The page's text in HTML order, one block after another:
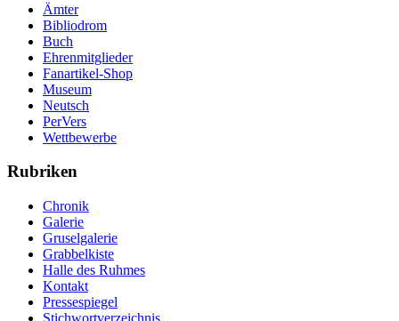
Ämter
Bibliodrom
Buch
Ehrenmitglieder
Fanartikel-Shop
Museum
Neutsch
PerVers
Wettbewerbe
Rubriken
Chronik
Galerie
Gruselgalerie
Grabbelkiste
Halle des Ruhmes
Kontakt
Pressespiegel